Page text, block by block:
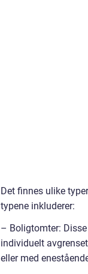
Det finnes ulike
typene inkluderer:
– Boligtomter:
individuelt
eller med